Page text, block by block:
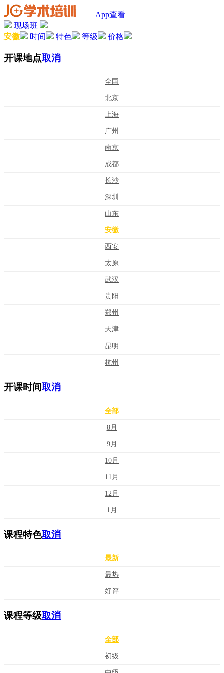
App查看
现场班
安徽
时间 特色 等级 价格
开课地点取消
全国
北京
上海
广州
南京
成都
长沙
深圳
山东
安徽
西安
太原
武汉
贵阳
郑州
天津
昆明
杭州
开课时间取消
全部
8月
9月
10月
11月
12月
1月
课程特色取消
最新
最热
好评
课程等级取消
全部
初级